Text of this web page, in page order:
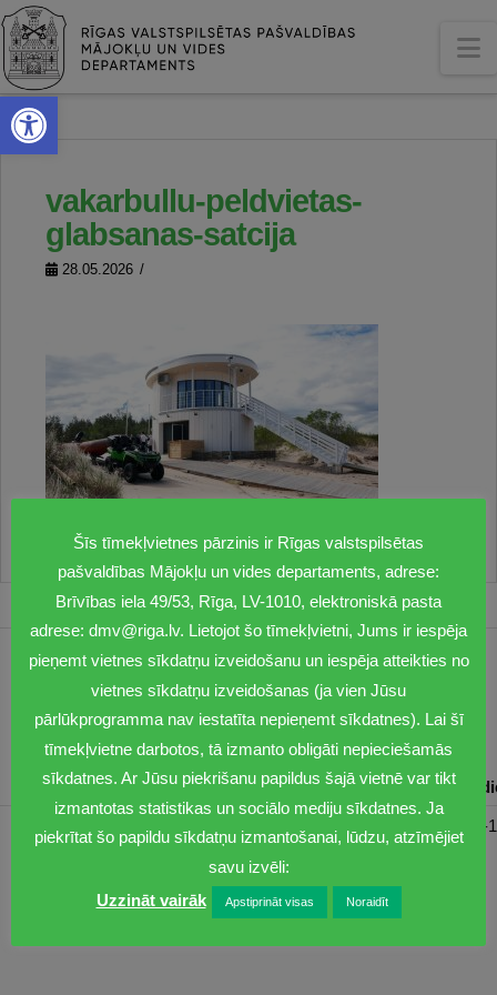
Open toolbar
vakarbullu-peldvietas-
glabsanas-satcija
28.05.2026
1201
dmv@riga.lv
Pirmdiena Otrdiena Trešdiena Ceturtdiena
08:00-
Šīs tīmekļvietnes pārzinis ir Rīgas valstspilsētas
pašvaldības Mājokļu un vides departaments, adrese:
Brīvības iela 49/53, Rīga, LV-1010, elektroniskā pasta
adrese: dmv@riga.lv. Lietojot šo tīmekļvietni, Jums ir iespēja
pieņemt vietnes sīkdatņu izveidošanu un iespēja atteikties no
vietnes sīkdatņu izveidošanas (ja vien Jūsu
pārlūkprogramma nav iestatīta nepieņemt sīkdatnes). Lai šī
tīmekļvietne darbotos, tā izmanto obligāti nepieciešamās
sīkdatnes. Ar Jūsu piekrišanu papildus šajā vietnē var tikt
izmantotas statistikas un sociālo mediju sīkdatnes. Ja
piekrītat šo papildu sīkdatņu izmantošanai, lūdzu, atzīmējiet
savu izvēli:
Uzzināt vairāk
Apstiprināt visas Noraidīt